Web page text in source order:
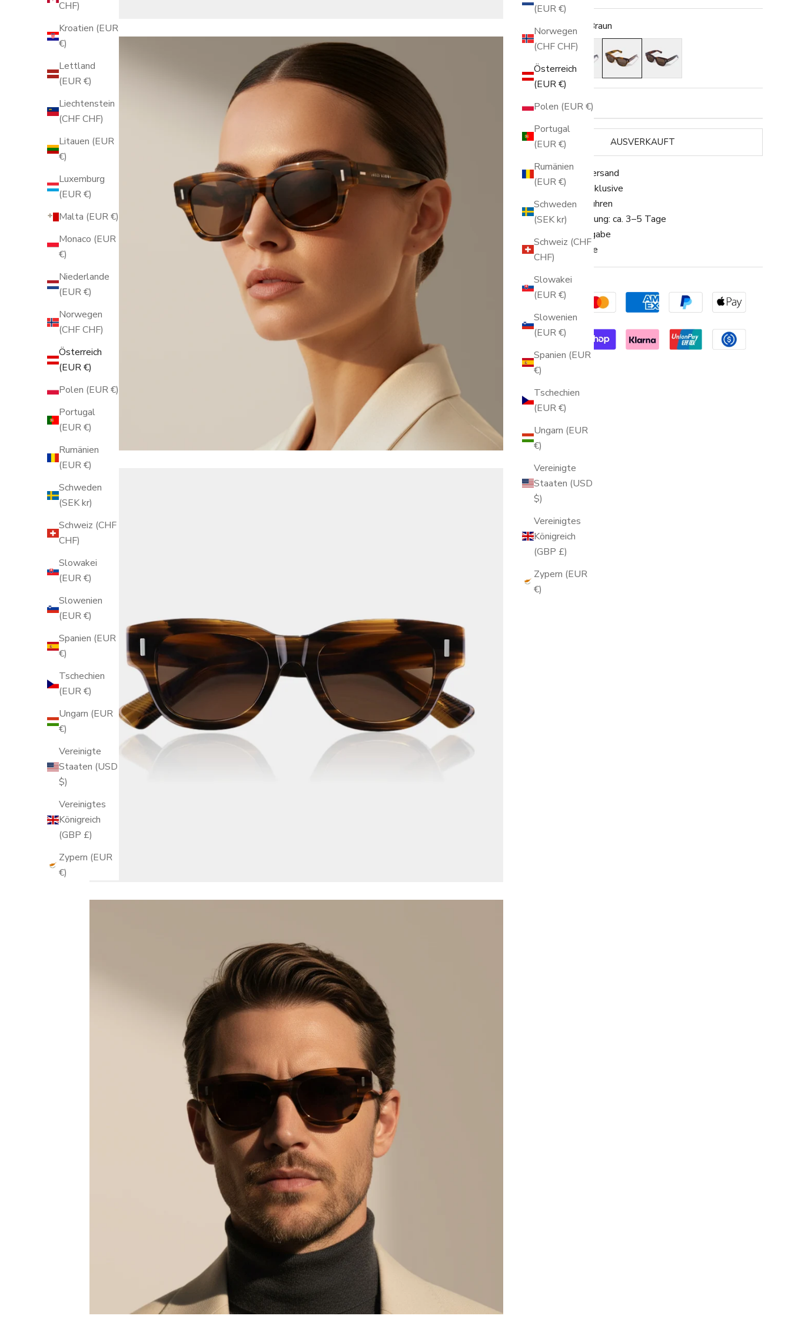
(EUR €)
Norwegen
(CHF CHF)
Österreich
(EUR €)
Polen (EUR €)
Portugal
(EUR €)
Rumänien
(EUR €)
Schweden
(SEK kr)
Schweiz (CHF
CHF)
Slowakei
(EUR €)
Slowenien
(EUR €)
Spanien (EUR
€)
Tschechien
(EUR €)
Ungarn (EUR
€)
Vereinigte
Staaten (USD
$)
Vereinigtes
Königreich
(GBP £)
Zypern (EUR
€)
CHF)
Kroatien (EUR
€)
Lettland
(EUR €)
Liechtenstein
(CHF CHF)
Litauen (EUR
€)
Luxemburg
(EUR €)
Malta (EUR €)
Monaco (EUR
€)
Niederlande
(EUR €)
Norwegen
(CHF CHF)
Österreich
(EUR €)
Polen (EUR €)
Portugal
(EUR €)
Rumänien
(EUR €)
Schweden
(SEK kr)
Schweiz (CHF
CHF)
Slowakei
(EUR €)
Slowenien
(EUR €)
Spanien (EUR
€)
Tschechien
(EUR €)
Ungarn (EUR
€)
Vereinigte
Staaten (USD
$)
Vereinigtes
Königreich
(GBP £)
Zypern (EUR
€)
Farbe:
Gestreift/Braun
Schwarz/GrauLila/Grau
Nicht auf Lager
AUSVERKAUFT
✓ Kostenloser Versand
✓ Alle Steuern inklusive
✓ Keine Zollgebühren
✓ Schnelle Lieferung: ca. 3–5 Tage
✓ 30 Tage Rückgabe
✓ 2 Jahre Garantie